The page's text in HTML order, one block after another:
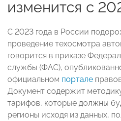
изменится с
С 2023 года в России
проведение техосмотра
говорится в приказе
службы (ФАС),
официальном портале
Документ содержит
тарифов, которые должны
регионы исходя из данных,